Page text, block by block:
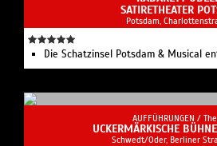
SATIRETHEATER
Potsdam,
Die Schatzinsel Potsdam & Musical
AUFFÜHRUNGEN /
UCKERMÄRKISCHE
Schwedt/Oder, Berliner